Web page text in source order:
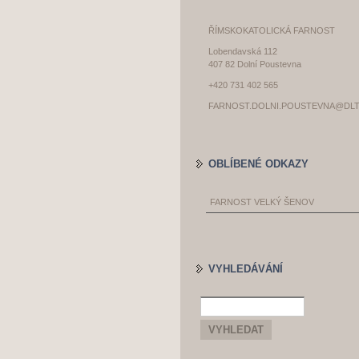
ŘÍMSKOKATOLICKÁ FARNOST
Lobendavská 112
407 82 Dolní Poustevna
+420 731 402 565
OBLÍBENÉ ODKAZY
FARNOST VELKÝ ŠENOV
VYHLEDÁVÁNÍ